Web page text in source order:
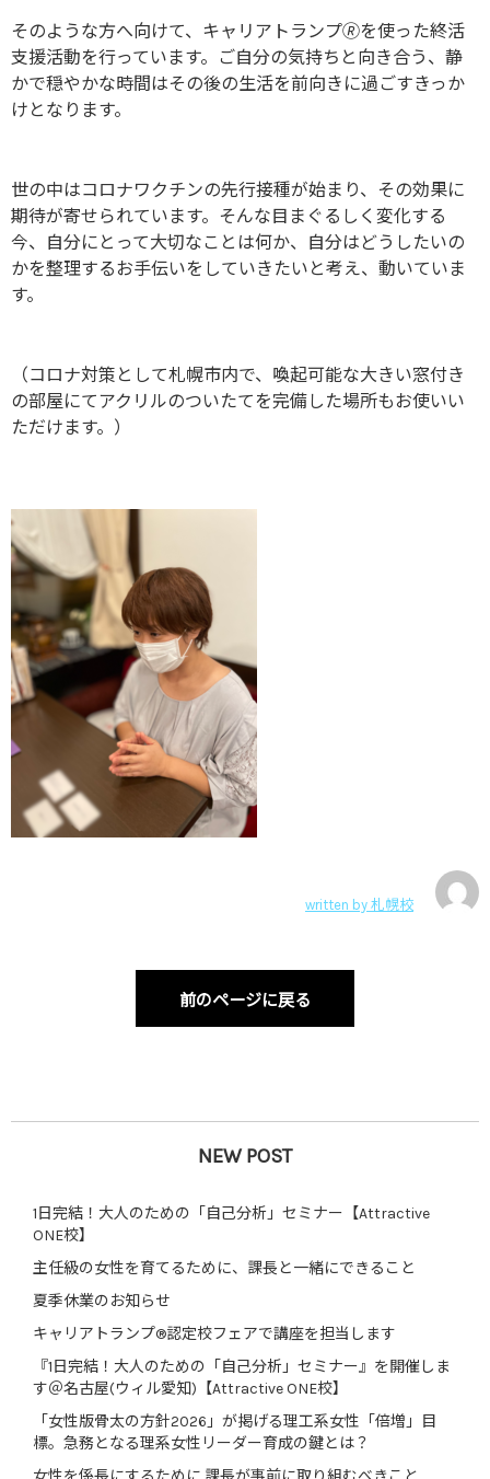
そのような方へ向けて、キャリアトランプ🄬を使った終活
支援活動を行っています。ご自分の気持ちと向き合う、静
かで穏やかな時間はその後の生活を前向きに過ごすきっか
けとなります。
世の中はコロナワクチンの先行接種が始まり、その効果に
期待が寄せられています。そんな目まぐるしく変化する
今、自分にとって大切なことは何か、自分はどうしたいの
かを整理するお手伝いをしていきたいと考え、動いていま
す。
（コロナ対策として札幌市内で、喚起可能な大きい窓付き
の部屋にてアクリルのついたてを完備した場所もお使いい
ただけます。）
written by 札幌校
前のページに戻る
NEW POST
1日完結！大人のための「自己分析」セミナー【Attractive
ONE校】
主任級の女性を育てるために、課長と一緒にできること
夏季休業のお知らせ
キャリアトランプ®認定校フェアで講座を担当します
『1日完結！大人のための「自己分析」セミナー』を開催しま
す＠名古屋(ウィル愛知)【Attractive ONE校】
「女性版骨太の方針2026」が掲げる理工系女性「倍増」目
標。急務となる理系女性リーダー育成の鍵とは？